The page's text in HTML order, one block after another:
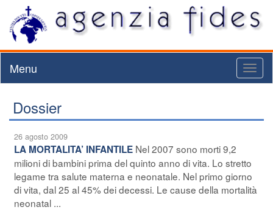
Menu
Dossier
26 agosto 2009
LA MORTALITA’ INFANTILE Nel 2007 sono morti 9,2
milioni di bambini prima del quinto anno di vita. Lo stretto
legame tra salute materna e neonatale. Nel primo giorno
di vita, dal 25 al 45% dei decessi. Le cause della mortalità
neonatal ...